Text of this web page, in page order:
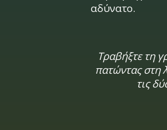
αδύνατο.
Τραβήξτε τη
πατώντας στη
τις